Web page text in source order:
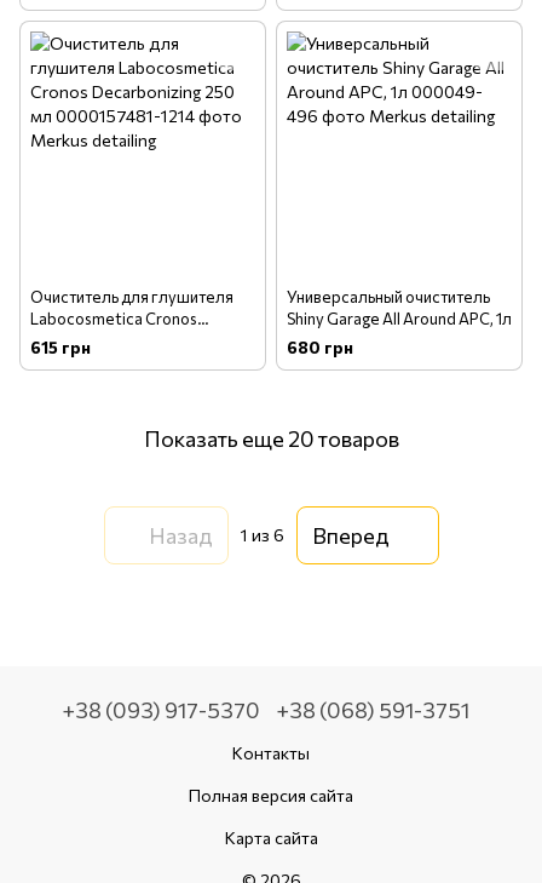
Очиститель для глушителя
Labocosmetica Cronos
Decarbonizing 250 мл
615 грн
Универсальный очиститель
Shiny Garage All Around APC, 1л
680 грн
Показать еще 20 товаров
Назад 1 из 6 Вперед
+38 (093) 917-5370 +38 (068) 591-3751
Контакты
Полная версия сайта
Карта сайта